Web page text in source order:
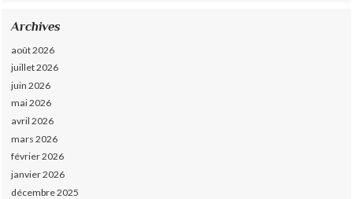
Archives
août 2026
juillet 2026
juin 2026
mai 2026
avril 2026
mars 2026
février 2026
janvier 2026
décembre 2025